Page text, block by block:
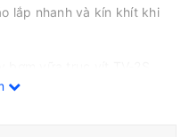
lắp nhanh và kín khít khi
cháy, bơm vật liệu tự